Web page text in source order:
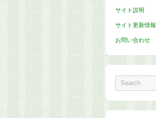
サイト説明
サイト更新情報
お問い合わせ